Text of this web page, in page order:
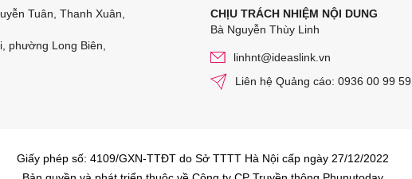
Tuân, Thanh Xuân,
phường Long Biên,
CHỊU TRÁCH NHIỆM NỘI DUNG
Bà Nguyễn Thùy Linh
linhnt@ideaslink.vn
Liên hệ Quảng cáo: 0936 00 99 59
Giấy phép số: 4109/GXN-TTĐT do Sở TTTT Hà Nội cấp ngày 27/12/2022